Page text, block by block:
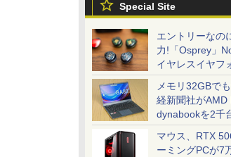
Special Site
エントリーなの
力!「Osprey」
イヤレスイヤフ
一気に聴く
メモリ32GBで
経新聞社がAMD
dynabookを2千
マウス、RTX
ーミングPCが7